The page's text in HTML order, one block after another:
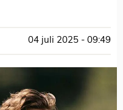
04 juli 2025 - 09:49